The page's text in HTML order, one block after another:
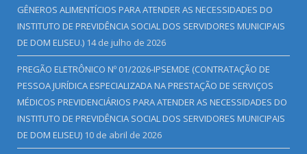
GÊNEROS ALIMENTÍCIOS PARA ATENDER AS NECESSIDADES DO
INSTITUTO DE PREVIDÊNCIA SOCIAL DOS SERVIDORES MUNICIPAIS
DE DOM ELISEU.) 14 de julho de 2026
PREGÃO ELETRÔNICO Nº 01/2026-IPSEMDE (CONTRATAÇÃO DE
PESSOA JURÍDICA ESPECIALIZADA NA PRESTAÇÃO DE SERVIÇOS
MÉDICOS PREVIDENCIÁRIOS PARA ATENDER AS NECESSIDADES DO
INSTITUTO DE PREVIDÊNCIA SOCIAL DOS SERVIDORES MUNICIPAIS
DE DOM ELISEU) 10 de abril de 2026